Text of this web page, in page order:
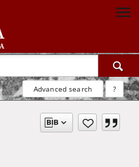
Advanced search ?